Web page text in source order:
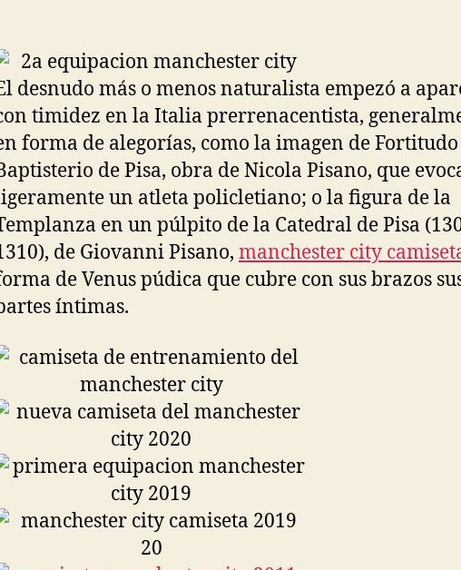
desnudo más o menos naturalista empezó a
timidez en la Italia prerrenacentista,
forma de alegorías, como la imagen de
de Pisa, obra de Nicola Pisano, que
un atleta policletiano; o la figura de la
en un púlpito de la Catedral de Pisa
de Giovanni Pisano, manchester city
de Venus púdica que cubre con sus brazos
íntimas.